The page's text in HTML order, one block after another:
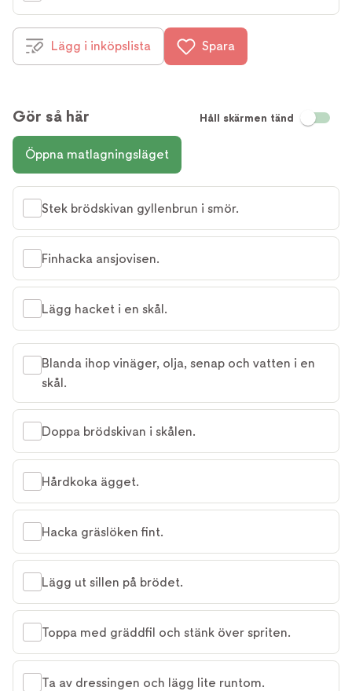
Lägg i inköpslista Spara
Gör så här Håll skärmen tänd
Öppna matlagningsläget
Stek brödskivan gyllenbrun i smör.
Finhacka ansjovisen.
Lägg hacket i en skål.
Blanda ihop vinäger, olja, senap och vatten i en
skål.
Doppa brödskivan i skålen.
Hårdkoka ägget.
Hacka gräslöken fint.
Lägg ut sillen på brödet.
Toppa med gräddfil och stänk över spriten.
Ta av dressingen och lägg lite runtom.